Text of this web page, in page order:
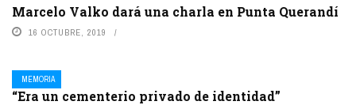
Marcelo Valko dará una charla en Punta Querandí
16 OCTUBRE, 2019
MEMORIA
“Era un cementerio privado de identidad”